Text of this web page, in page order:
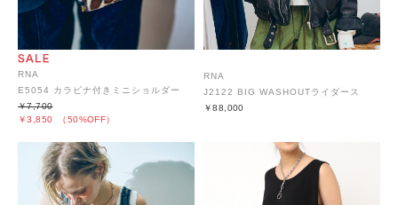
RNA
E5054 カラビナ付きミニショルダー
￥3,850 （50%OFF）
￥7,700
RNA
J2122 BIG WASHOUTライダース
￥88,000